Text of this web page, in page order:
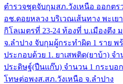
ตำรวจชุดจับกุมสภ.วังเหนือ ออกตร
อช.ดอยหลวง บริเวณเส้นทาง พะเย
กิโลเมตรที่ 23-24 ท้องที่ บ.เมืองตึง
จ.ลำปาง จับกุมผู้กระทำผิด 1 ราย
ประกอบด้วย 1. ยาเสพติด(ยาบ้า) จ
ประดิษฐ์(ปืนแก๊บ) จำนวน 1 กระบอ
โทษต่อพงส.สภ.วังเหนือ จ.ลำปาง